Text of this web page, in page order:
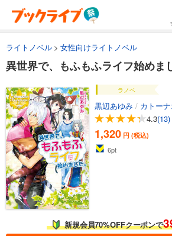
ライトノベル 女性向けライトノベル
異世界で、もふもふライフ始めま
ラノベ
黒辺あゆみ / カトー
4.3(13)
1,320 円 (税込)
6pt
新規会員70%OFFクーポンで